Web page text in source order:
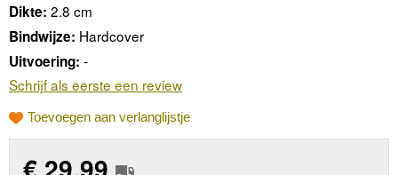
Dikte: 2.8 cm
Bindwijze: Hardcover
Uitvoering: -
Schrijf als eerste een review
Toevoegen aan verlanglijstje